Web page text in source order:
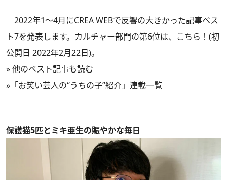
2022年1～4月にCREA WEBで反響の大きかった記事ベス
ト7を発表します。カルチャー部門の第6位は、こちら！(初
公開日 2022年2月22日)。
»他のベスト記事も読む
» 「お笑い芸人の“うちの子”紹介」連載一覧
保護猫5匹とミキ亜生の賑やかな毎日